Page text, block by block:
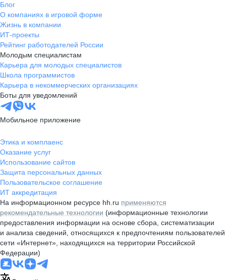
Блог
О компаниях в игровой форме
Жизнь в компании
ИТ-проекты
Рейтинг работодателей России
Молодым специалистам
Карьера для молодых специалистов
Школа программистов
Карьера в некоммерческих организациях
Боты для уведомлений
Мобильное приложение
Этика и комплаенс
Оказание услуг
Использование сайтов
Защита персональных данных
Пользовательское соглашение
ИТ аккредитация
На информационном ресурсе hh.ru применяются
рекомендательные технологии (информационные технологии
предоставления информации на основе сбора, систематизации
и анализа сведений, относящихся к предпочтениям пользователей
сети «Интернет», находящихся на территории Российской
Федерации)